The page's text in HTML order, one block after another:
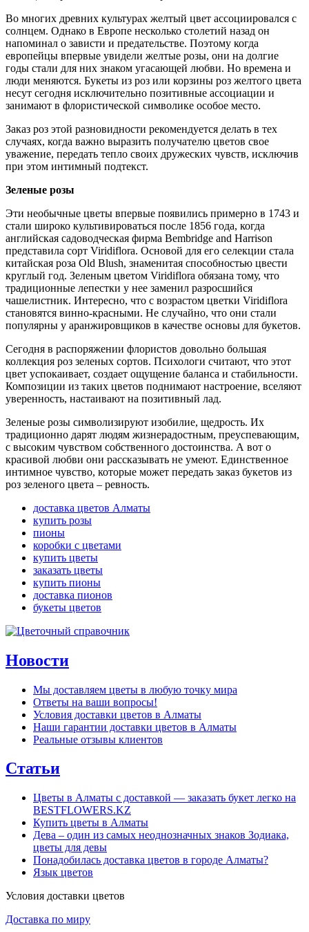
Во многих древних культурах желтый цвет ассоциировался с
солнцем. Однако в Европе несколько столетий назад он
напоминал о зависти и предательстве. Поэтому когда
европейцы впервые увидели желтые розы, они на долгие
годы стали для них знаком угасающей любви. Но времена и
люди меняются. Букеты из роз или корзины роз желтого цвета
несут сегодня исключительно позитивные ассоциации и
занимают в флористической символике особое место.
Заказ роз этой разновидности рекомендуется делать в тех
случаях, когда важно выразить получателю цветов свое
уважение, передать тепло своих дружеских чувств, исключив
при этом интимный подтекст.
Зеленые розы
Эти необычные цветы впервые появились примерно в 1743 и
стали широко культивироваться после 1856 года, когда
английская садоводческая фирма Bembridge and Harrison
представила сорт Viridiflora. Основой для его селекции стала
китайская роза Old Blush, знаменитая способностью цвести
круглый год. Зеленым цветом Viridiflora обязана тому, что
традиционные лепестки у нее заменил разросшийся
чашелистник. Интересно, что с возрастом цветки Viridiflora
становятся винно-красными. Не случайно, что они стали
популярны у аранжировщиков в качестве основы для букетов.
Сегодня в распоряжении флористов довольно большая
коллекция роз зеленых сортов. Психологи считают, что этот
цвет успокаивает, создает ощущение баланса и стабильности.
Композиции из таких цветов поднимают настроение, вселяют
уверенность, настаивают на позитивный лад.
Зеленые розы символизируют изобилие, щедрость. Их
традиционно дарят людям жизнерадостным, преуспевающим,
с высоким чувством собственного достоинства. А вот о
красивой любви они рассказывать не умеют. Единственное
интимное чувство, которые может передать заказ букетов из
роз зеленого цвета – ревность.
доставка цветов Алматы
купить розы
пионы
коробки с цветами
купить цветы
заказать цветы
купить пионы
доставка пионов
букеты цветов
Новости
Мы доставляем цветы в любую точку мира
Ответы на ваши вопросы!
Условия доставки цветов в Алматы
Наши гарантии доставки цветов в Алматы
Реальные отзывы клиентов
Статьи
Цветы в Алматы с доставкой — заказать букет легко на
BESTFLOWERS.KZ
Купить цветы в Алматы
Дева – один из самых неоднозначных знаков Зодиака,
цветы для девы
Понадобилась доставка цветов в городе Алматы?
Язык цветов
Условия доставки цветов
Доставка по миру